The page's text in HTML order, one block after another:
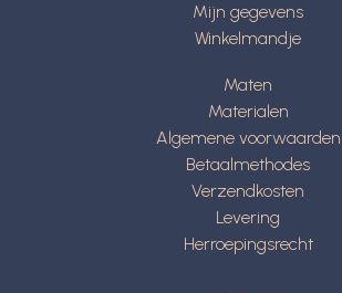
Mijn gegevens
Winkelmandje
Maten
Materialen
Algemene voorwaarden
Betaalmethodes
Verzendkosten
Levering
Herroepingsrecht